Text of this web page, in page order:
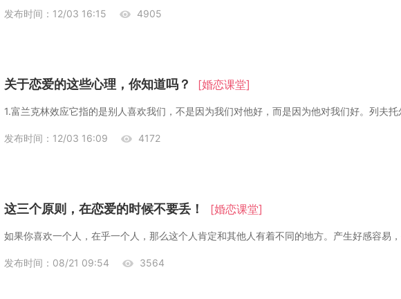
发布时间：12/03 16:15 4905
关于恋爱的这些心理，你知道吗？ [婚恋课堂]
1.富兰克林效应它指的是别人喜欢我们，不是因为我们对他好，而是因为他对我们好。列夫托
发布时间：12/03 16:09 4172
这三个原则，在恋爱的时候不要丢！ [婚恋课堂]
发布时间：08/21 09:54 3564